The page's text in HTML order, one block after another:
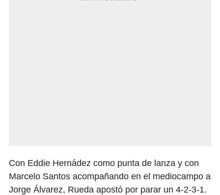
Con Eddie Hernádez como punta de lanza y con
Marcelo Santos acompañando en el mediocampo a
Jorge Álvarez, Rueda apostó por parar un 4-2-3-1.